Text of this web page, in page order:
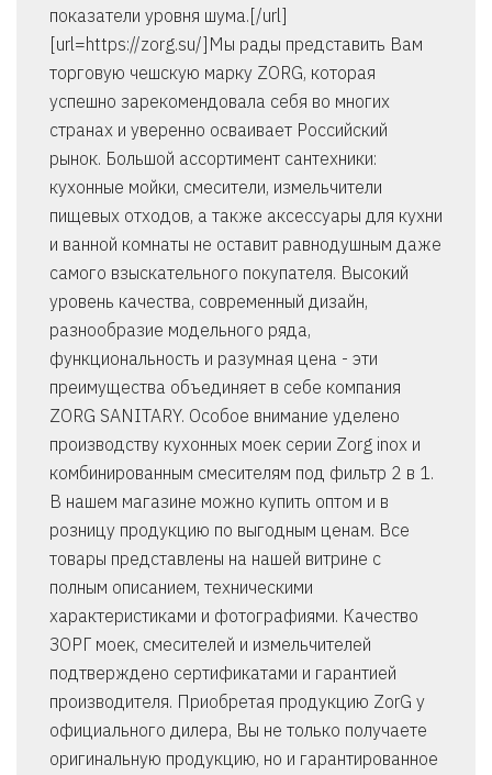
показатели уровня шума.[/url]
[url=https://zorg.su/]Мы рады представить Вам
торговую чешскую марку ZORG, которая
успешно зарекомендовала себя во многих
странах и уверенно осваивает Российский
рынок. Большой ассортимент сантехники:
кухонные мойки, смесители, измельчители
пищевых отходов, а также аксессуары для кухни
и ванной комнаты не оставит равнодушным даже
самого взыскательного покупателя. Высокий
уровень качества, современный дизайн,
разнообразие модельного ряда,
функциональность и разумная цена - эти
преимущества объединяет в себе компания
ZORG SANITARY. Особое внимание уделено
производству кухонных моек серии Zorg inox и
комбинированным смесителям под фильтр 2 в 1.
В нашем магазине можно купить оптом и в
розницу продукцию по выгодным ценам. Все
товары представлены на нашей витрине с
полным описанием, техническими
характеристиками и фотографиями. Качество
ЗОРГ моек, смесителей и измельчителей
подтверждено сертификатами и гарантией
производителя. Приобретая продукцию ZorG у
официального дилера, Вы не только получаете
оригинальную продукцию, но и гарантированное